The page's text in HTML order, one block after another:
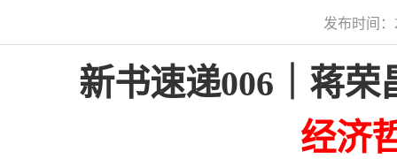
发布时间
新书速递006｜蒋
经济